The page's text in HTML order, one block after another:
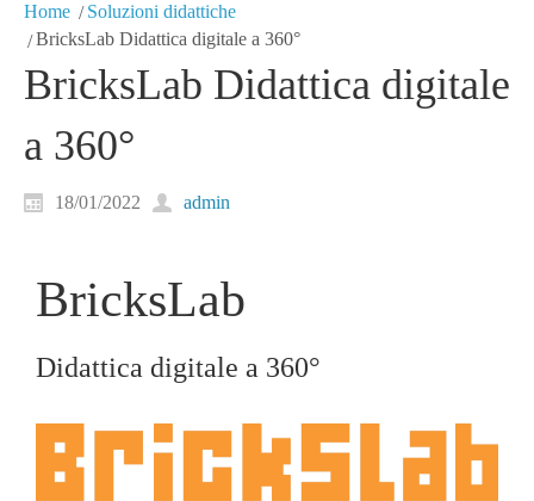
Home
Soluzioni didattiche
BricksLab Didattica digitale a 360°
BricksLab Didattica digitale
a 360°
18/01/2022 admin
BricksLab
Didattica digitale a 360°